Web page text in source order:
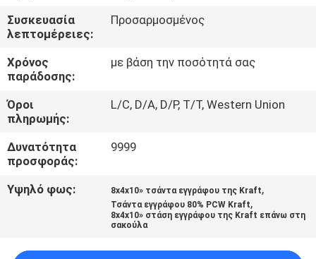
ΜΑΣ
ΕΛΆΤΕ
ΣΕ
ΕΠΑΦΉ
ΜΕ
ΕΙΔΉΣΕΙΣ
Συσκευασία
λεπτομέρειες:
Προσαρμοσμένος
Χρόνος
παράδοσης:
με βάση την ποσότητά σας
Όροι
πληρωμής:
L/C, D/A, D/P, T/T, Western Union
Δυνατότητα
προσφοράς:
9999
Υψηλό φως: 8x4x10» τσάντα εγγράφου της Kraft,
Τσάντα εγγράφου 80% PCW Kraft,
8x4x10» στάση εγγράφου της Kraft επάνω στη
σακούλα